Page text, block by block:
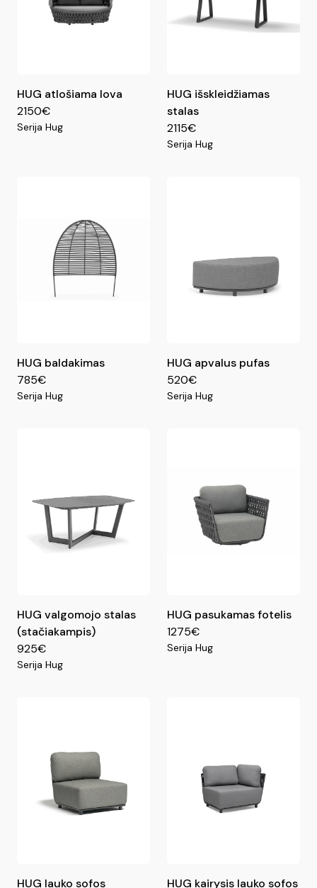
HUG atlošiama lova
2150€
Serija Hug
HUG išskleidžiamas
stalas
2115€
Serija Hug
HUG baldakimas
785€
Serija Hug
HUG apvalus pufas
520€
Serija Hug
HUG valgomojo stalas
(stačiakampis)
925€
Serija Hug
HUG pasukamas fotelis
1275€
Serija Hug
HUG lauko sofos HUG kairysis lauko sofos